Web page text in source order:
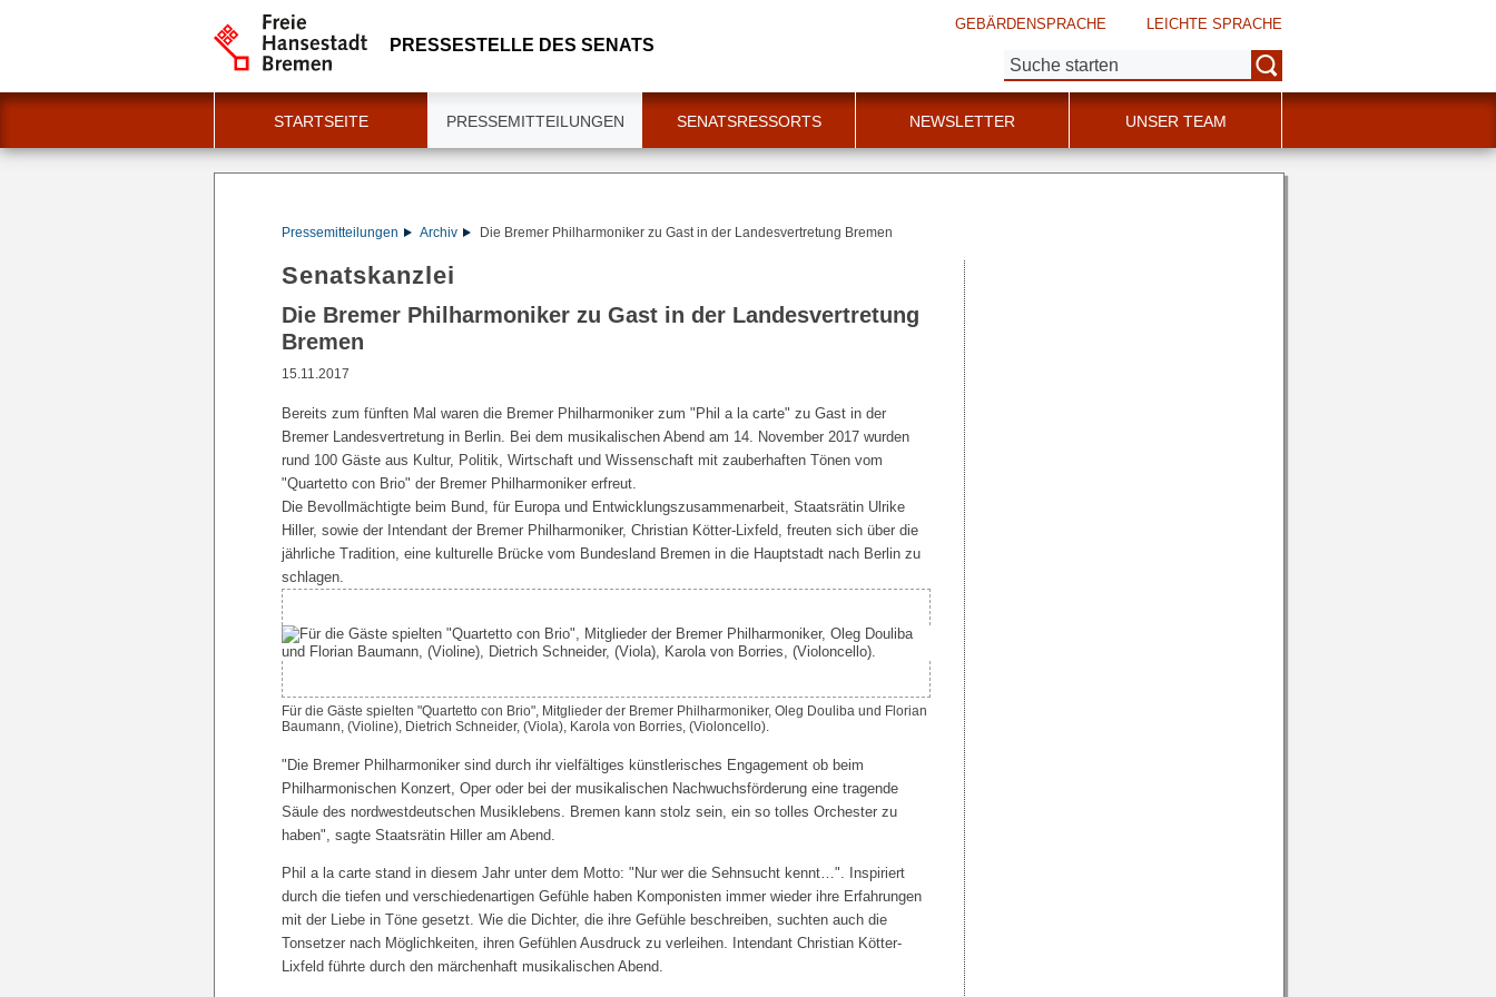
PRESSESTELLE DES SENATS
GEBÄRDENSPRACHE LEICHTE SPRACHE
Suche:
STARTSEITE PRESSEMITTEILUNGEN SENATSRESSORTS NEWSLETTER UNSER TEAM
Pressemitteilungen Archiv Die Bremer Philharmoniker zu Gast in der Landesvertretung Bremen
Senatskanzlei
Die Bremer Philharmoniker zu Gast in der Landesvertretung
Bremen
15.11.2017
Bereits zum fünften Mal waren die Bremer Philharmoniker zum "Phil a la carte" zu Gast in der
Bremer Landesvertretung in Berlin. Bei dem musikalischen Abend am 14. November 2017 wurden
rund 100 Gäste aus Kultur, Politik, Wirtschaft und Wissenschaft mit zauberhaften Tönen vom
"Quartetto con Brio" der Bremer Philharmoniker erfreut.
Die Bevollmächtigte beim Bund, für Europa und Entwicklungszusammenarbeit, Staatsrätin Ulrike
Hiller, sowie der Intendant der Bremer Philharmoniker, Christian Kötter-Lixfeld, freuten sich über die
jährliche Tradition, eine kulturelle Brücke vom Bundesland Bremen in die Hauptstadt nach Berlin zu
schlagen.
Für die Gäste spielten "Quartetto con Brio", Mitglieder der Bremer Philharmoniker, Oleg Douliba und Florian
Baumann, (Violine), Dietrich Schneider, (Viola), Karola von Borries, (Violoncello).
"Die Bremer Philharmoniker sind durch ihr vielfältiges künstlerisches Engagement ob beim
Philharmonischen Konzert, Oper oder bei der musikalischen Nachwuchsförderung eine tragende
Säule des nordwestdeutschen Musiklebens. Bremen kann stolz sein, ein so tolles Orchester zu
haben", sagte Staatsrätin Hiller am Abend.
Phil a la carte stand in diesem Jahr unter dem Motto: "Nur wer die Sehnsucht kennt…". Inspiriert
durch die tiefen und verschiedenartigen Gefühle haben Komponisten immer wieder ihre Erfahrungen
mit der Liebe in Töne gesetzt. Wie die Dichter, die ihre Gefühle beschreiben, suchten auch die
Tonsetzer nach Möglichkeiten, ihren Gefühlen Ausdruck zu verleihen. Intendant Christian Kötter-
Lixfeld führte durch den märchenhaft musikalischen Abend.